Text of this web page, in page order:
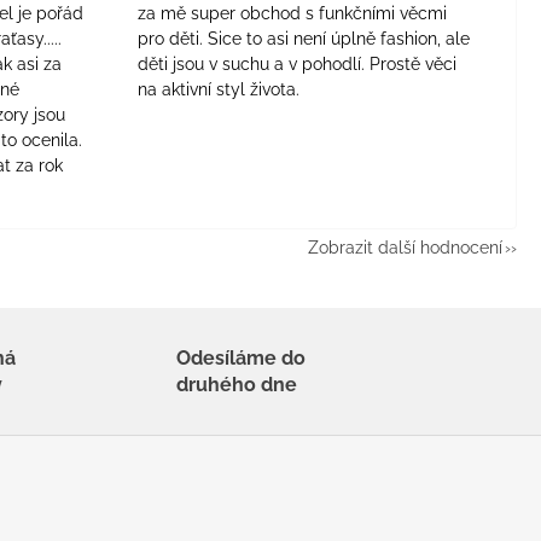
je pořád
asi za
jsou
ocenila.
za rok
za mě super obchod s funkčními věcmi
pro děti. Sice to asi není úplně fashion, ale
děti jsou v suchu a v pohodlí. Prostě věci
na aktivní styl života.
Zobrazit další hodnocení
Odesíláme do
druhého dne